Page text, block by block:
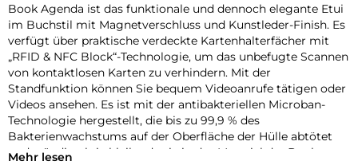
Book Agenda ist das funktionale und dennoch elegante Etui
im Buchstil mit Magnetverschluss und Kunstleder-Finish. Es
verfügt über praktische verdeckte Kartenhalterfächer mit
„RFID & NFC Block“-Technologie, um das unbefugte Scannen
von kontaktlosen Karten zu verhindern. Mit der
Standfunktion können Sie bequem Videoanrufe tätigen oder
Videos ansehen. Es ist mit der antibakteriellen Microban-
Technologie hergestellt, die bis zu 99,9 % des
Bakterienwachstums auf der Oberfläche der Hülle abtötet
und ständig aktiv bleibt, da sie in das Material der Book
Mehr lesen